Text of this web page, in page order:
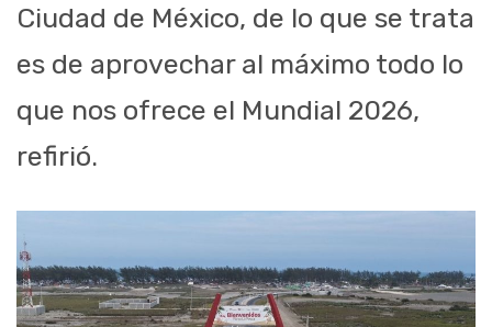
Ciudad de México, de lo que se trata
es de aprovechar al máximo todo lo
que nos ofrece el Mundial 2026,
refirió.